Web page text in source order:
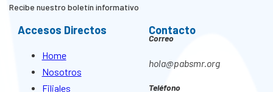
Recibe nuestro boletín informativo
Accesos Directos
Home
Nosotros
Filiales
Contacto
Correo
hola@pabsmr.org
Teléfono